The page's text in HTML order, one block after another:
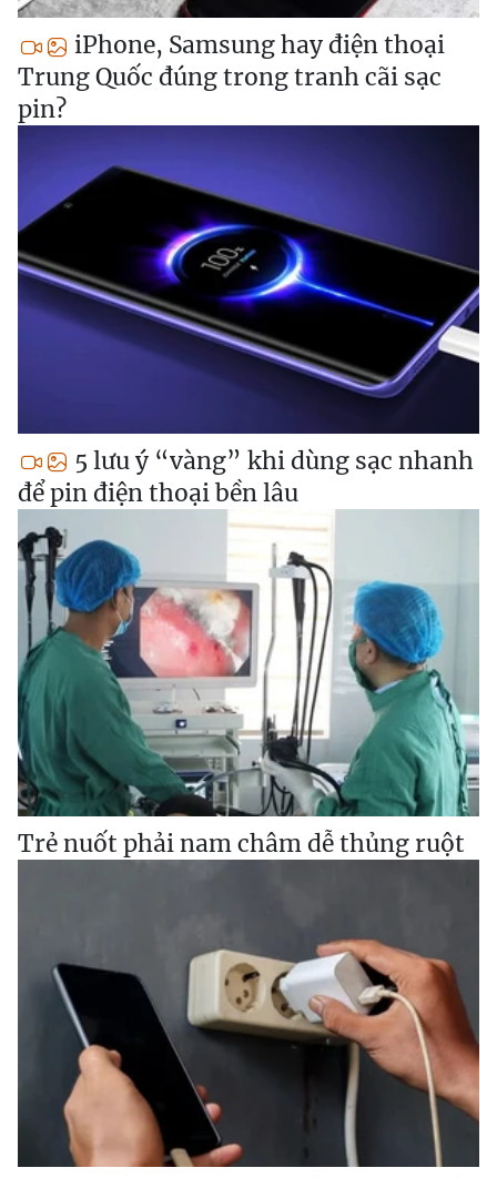
iPhone, Samsung hay điện thoại
Trung Quốc đúng trong tranh cãi sạc
pin?
5 lưu ý “vàng” khi dùng sạc nhanh
để pin điện thoại bền lâu
Trẻ nuốt phải nam châm dễ thủng ruột